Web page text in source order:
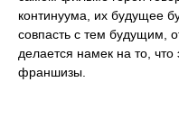
континуума, их будущее
совпасть с тем будущим,
делается намек на то,
франшизы.